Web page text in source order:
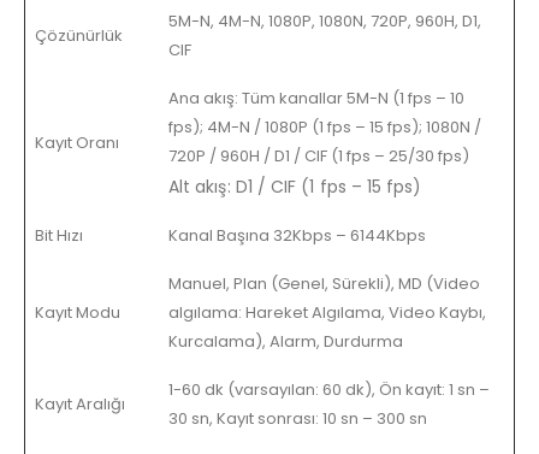
Çözünürlük
5M-N, 4M-N, 1080P, 1080N, 720P, 960H, D1,
CIF
Kayıt Oranı
Ana akış: Tüm kanallar 5M-N (1 fps – 10
fps); 4M-N / 1080P (1 fps – 15 fps); 1080N /
720P / 960H / D1 / CIF (1 fps – 25/30 fps)
Alt akış: D1 / CIF (1 fps – 15 fps)
Bit Hızı Kanal Başına 32Kbps – 6144Kbps
Kayıt Modu
Manuel, Plan (Genel, Sürekli), MD (Video
algılama: Hareket Algılama, Video Kaybı,
Kurcalama), Alarm, Durdurma
Kayıt Aralığı
1-60 dk (varsayılan: 60 dk), Ön kayıt: 1 sn –
30 sn, Kayıt sonrası: 10 sn – 300 sn